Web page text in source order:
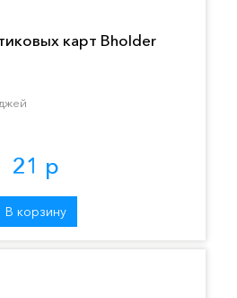
карт Bholder
21 р
В корзину